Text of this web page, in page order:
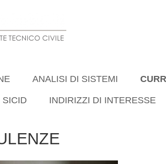
ANALISI DI SISTEMI
SICID INDIRIZZI DI INTERESSE